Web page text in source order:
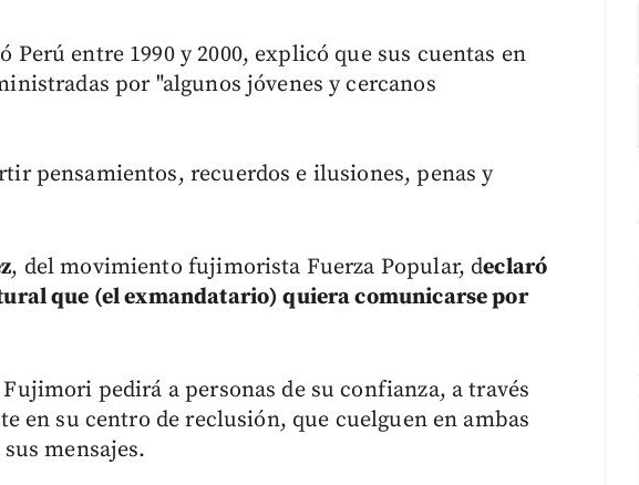
Perú entre 1990 y 2000, explicó que sus cuentas en
por "algunos jóvenes y cercanos
pensamientos, recuerdos e ilusiones, penas y
, del movimiento fujimorista Fuerza Popular, declaró
que (el exmandatario) quiera comunicarse por
pedirá a personas de su confianza, a través
en su centro de reclusión, que cuelguen en ambas
mensajes.